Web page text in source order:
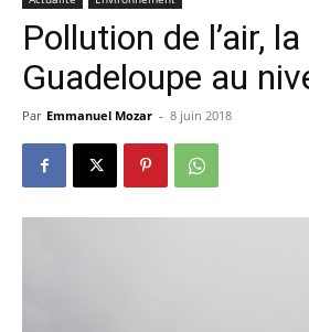
Pollution de l’air, la
Guadeloupe au
Par Emmanuel Mozar - 8 juin 2018